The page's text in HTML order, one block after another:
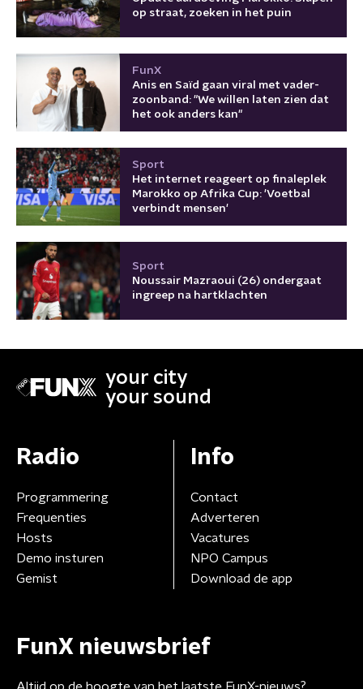
op straat, zoeken in het puin
FunX
Anis en Saïd gaan viral met vader-
zoonband: "We willen laten zien dat
het ook anders kan"
Sport
Het internet reageert op finaleplek
Marokko op Afrika Cup: 'Voetbal
verbindt mensen'
Sport
Noussair Mazraoui (26) ondergaat
ingreep na hartklachten
your city
your sound
Radio
Programmering
Frequenties
Hosts
Demo insturen
Gemist
Info
Contact
Adverteren
Vacatures
NPO Campus
Download de app
FunX nieuwsbrief
Altijd op de hoogte van het laatste FunX-nieuws?